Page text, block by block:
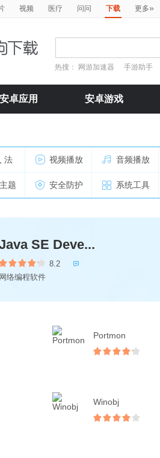
视频 医疗 问问 下载 更多»
热搜： 网游加速器 手游助手
安卓应用 安卓游戏
法 视频播放 音频播放
题 安全防护 系统工具
SE Deve...
8.2 
网络编程软件
Portmon
Winobj